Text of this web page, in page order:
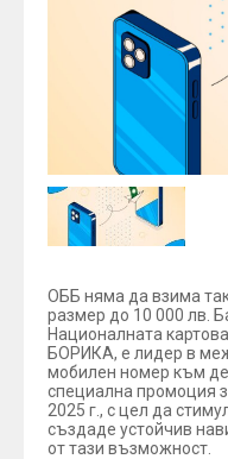
ОББ няма да взима
размер до 10 000 лв.
Националната
БОРИКА, е лидер в
мобилен номер към
специална промоция
2025 г., с цел да
създаде устойчив
от тази възможност.